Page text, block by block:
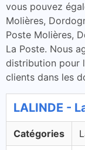
vous pouvez
Molières,
Poste Molières,
La Poste. Nous
distribution pour
clients dans les
LALINDE -
Catégories